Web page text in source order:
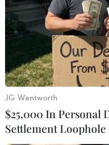
#nhà máy điện hạt nhân
Theo dõi VietnamPlus
JG Wentworth
$25,000 In Personal
Settlement